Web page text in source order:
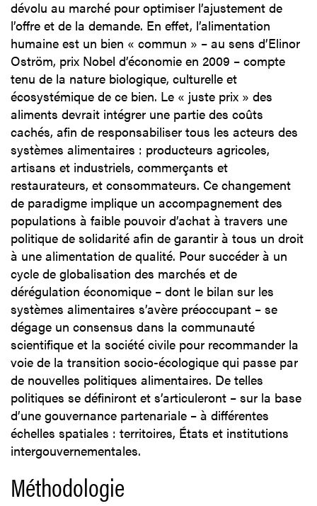
dévolu au marché pour optimiser l’ajustement de
l’offre et de la demande. En effet, l’alimentation
humaine est un bien « commun » – au sens d’Elinor
Oström, prix Nobel d’économie en 2009 – compte
tenu de la nature biologique, culturelle et
écosystémique de ce bien. Le « juste prix » des
aliments devrait intégrer une partie des coûts
cachés, afin de responsabiliser tous les acteurs des
systèmes alimentaires : producteurs agricoles,
artisans et industriels, commerçants et
restaurateurs, et consommateurs. Ce changement
de paradigme implique un accompagnement des
populations à faible pouvoir d’achat à travers une
politique de solidarité afin de garantir à tous un droit
à une alimentation de qualité. Pour succéder à un
cycle de globalisation des marchés et de
dérégulation économique – dont le bilan sur les
systèmes alimentaires s’avère préoccupant – se
dégage un consensus dans la communauté
scientifique et la société civile pour recommander la
voie de la transition socio-écologique qui passe par
de nouvelles politiques alimentaires. De telles
politiques se définiront et s’articuleront – sur la base
d’une gouvernance partenariale – à différentes
échelles spatiales : territoires, États et institutions
intergouvernementales.
Méthodologie